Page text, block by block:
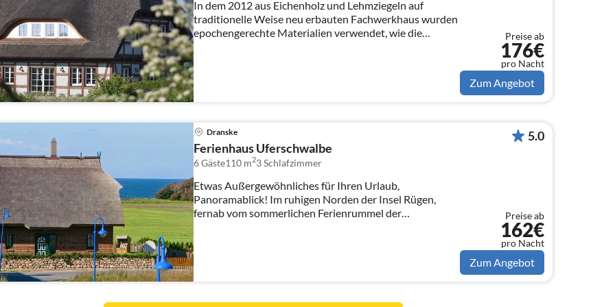
In dem 2012 aus Eichenholz und Lehmziegeln auf
traditionelle Weise neu erbauten Fachwerkhaus wurden
epochengerechte Materialien verwendet, wie die
Preise ab
176€
pro Nacht
Zum Angebot
Dranske
Ferienhaus Uferschwalbe
6 Gäste110 m23Schlafzimmer
Etwas Außergewöhnliches für Ihren Urlaub,
Panoramablick! Im ruhigen Norden der Insel Rügen,
fernab vom sommerlichen Ferienrummel der
5.0
Preise ab
162€
pro Nacht
Zum Angebot